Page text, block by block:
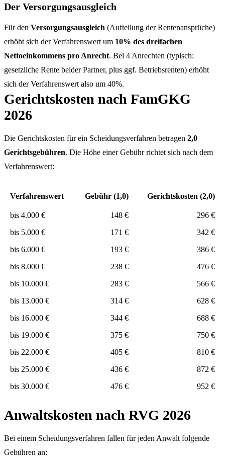
Der Versorgungsausgleich
Für den Versorgungsausgleich (Aufteilung der Rentenansprüche)
erhöht sich der Verfahrenswert um 10% des dreifachen
Nettoeinkommens pro Anrecht. Bei 4 Anrechten (typisch:
gesetzliche Rente beider Partner, plus ggf. Betriebsrenten) erhöht
sich der Verfahrenswert also um 40%.
Gerichtskosten nach FamGKG
2026
Die Gerichtskosten für ein Scheidungsverfahren betragen 2,0
Gerichtsgebühren. Die Höhe einer Gebühr richtet sich nach dem
Verfahrenswert:
Verfahrenswert Gebühr (1,0) Gerichtskosten (2,0)
bis 4.000 € 148 €
296 €
bis 5.000 €
171 €
342 €
bis 6.000 €
193 €
386 €
bis 8.000 €
238 €
476 €
bis 10.000 €
283 €
566 €
bis 13.000 €
314 €
628 €
bis 16.000 €
344 €
688 €
bis 19.000 €
375 €
750 €
bis 22.000 €
405 €
810 €
bis 25.000 €
436 €
872 €
bis 30.000 €
476 € 952 €
Anwaltskosten nach RVG 2026
Bei einem Scheidungsverfahren fallen für jeden Anwalt folgende
Gebühren an: